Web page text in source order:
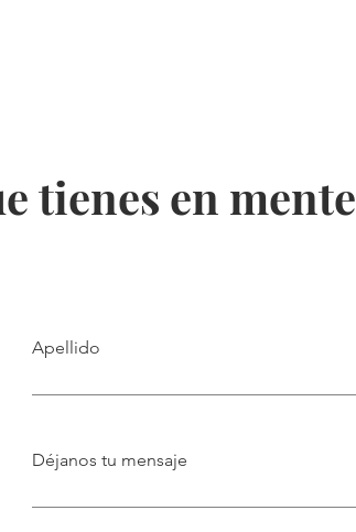
tienes en mente
Apellido
Déjanos tu mensaje